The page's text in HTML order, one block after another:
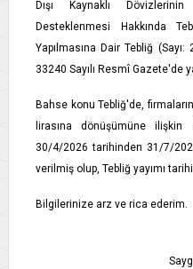
Dışı Kaynaklı
Desteklenmesi Hakkında
Yapılmasına Dair Tebliğ
33240 Sayılı Resmî Gazete'de
Bahse konu Tebliğ'de,
lirasına dönüşümüne ilişkin
30/4/2026 tarihinden 31/7/
verilmiş olup, Tebliğ yayımı
Bilgilerinize arz ve rica ederim.